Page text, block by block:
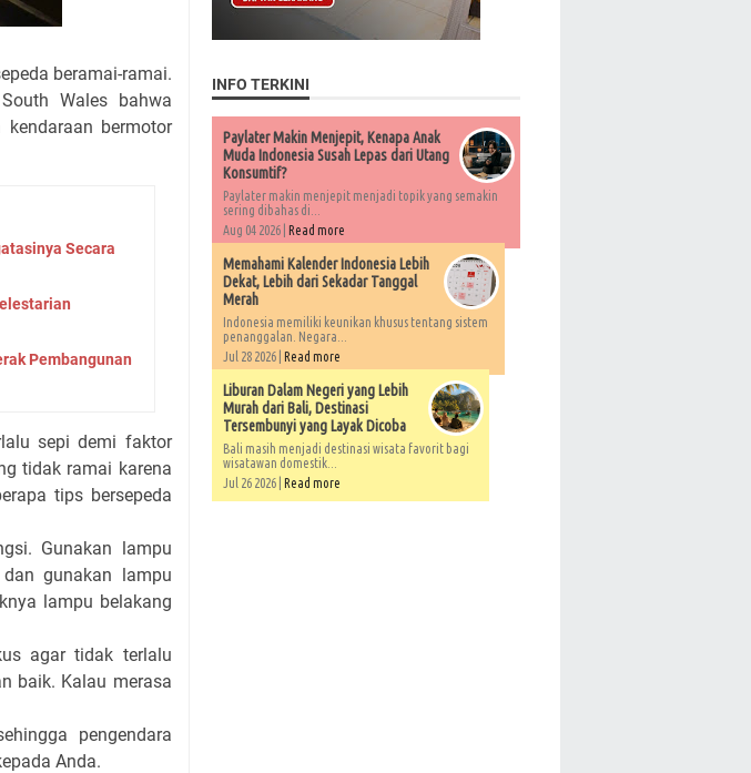
beramai-ramai.
Wales bahwa
bermotor
Secara
Pembangunan
sepi demi faktor
tidak ramai karena
tips bersepeda
Gunakan lampu
gunakan lampu
lampu belakang
agar tidak terlalu
baik. Kalau merasa
pengendara
Anda.
INFO TERKINI
Paylater Makin Menjepit, Kenapa Anak
Muda Indonesia Susah Lepas dari Utang
Konsumtif?
Paylater makin menjepit menjadi topik yang semakin
sering dibahas di...
Aug 04 2026 | Read more
Memahami Kalender Indonesia Lebih
Dekat, Lebih dari Sekadar Tanggal
Merah
Indonesia memiliki keunikan khusus tentang sistem
penanggalan. Negara...
Jul 28 2026 | Read more
Liburan Dalam Negeri yang Lebih
Murah dari Bali, Destinasi
Tersembunyi yang Layak Dicoba
Bali masih menjadi destinasi wisata favorit bagi
wisatawan domestik...
Jul 26 2026 | Read more